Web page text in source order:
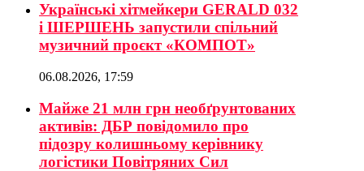
Українські хітмейкери GERALD 032
і ШЕРШЕНЬ запустили спільний
музичний проєкт «КОМПОТ»
06.08.2026, 17:59
Майже 21 млн грн необґрунтованих
активів: ДБР повідомило про
підозру колишньому керівнику
логістики Повітряних Сил